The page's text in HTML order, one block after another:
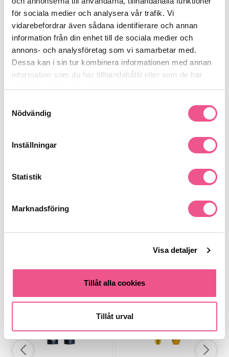
för sociala medier och analysera vår trafik. Vi
vidarebefordrar även sådana identifierare och annan
information från din enhet till de sociala medier och
annons- och analysföretag som vi samarbetar med.
Dessa kan i sin tur kombinera informationen med annan
information som du har tillhandahållit eller som de har
Nödvändig
Inställningar
Statistik
Marknadsföring
Visa detaljer
Tillåt alla cookies
Tillåt urval
Användning:
Håll borsten horisontellt nära fransarna med den böjda sidan
uppåt. Applicera med svepande rörelser uppåt på övre
fransarna och nedåt på undre fransarna. Applicera flera lager för
önskat resultat.
Se mer
Produktdetaljer
Recensioner
Finns i:
Liknande produkter
-25%